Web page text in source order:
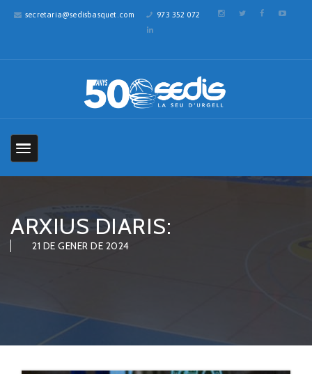
secretaria@sedisbasquet.com 973 352 072
ARXIUS DIARIS:
21 DE GENER DE 2024